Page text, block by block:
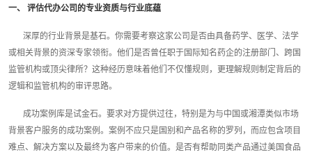
一、 评估代办公司的专业资质与行业底蕴
深厚的行业背景是基石。你需要考察这家公司是否由具备药学、医学、法学
或相关背景的资深专家领衔。他们是否曾任职于国际知名药企的注册部门、跨国
监管机构或顶尖律所？这种经历意味着他们不仅懂规则，更理解规则制定背后的
逻辑和监管机构的审评思路。
成功案例库是试金石。要求对方提供过往，特别是为与中国或湘潭类似市场
背景客户服务的成功案例。案例不应只是国别和产品名称的罗列，而应包含项目
难点、解决方案以及最终为客户带来的价值。是否有帮助同类产品通过美国食品